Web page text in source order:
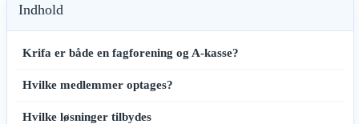
Indhold
Krifa er både en fagforening og A-kasse?
Hvilke medlemmer optages?
Hvilke løsninger tilbydes